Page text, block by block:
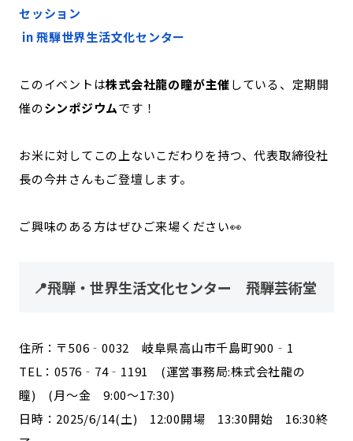
セッション
in 飛騨世界生活文化センター
このイベントは株式会社龍の瞳が主催している、定期開
催のシンポジウムです！
お米に対してこの上ないこだわりを持つ、代表取締役社
長の今井さんもご登壇します。
ご興味のある方はぜひご来場ください👀
📍飛騨・世界生活文化センター 飛騨芸術堂
住所：〒506‐0032 岐阜県高山市千島町900‐1
TEL：0576‐74‐1191 (運営事務局:株式会社龍の
瞳) (月～金 9:00～17:30)
日時：2025/6/14(土) 12:00開場 13:30開始 16:30終